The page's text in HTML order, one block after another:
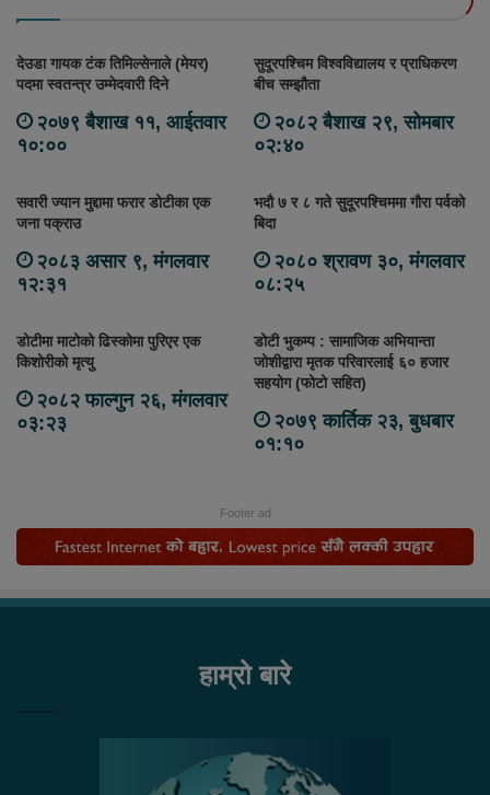
देउडा गायक टंक तिमिल्सेनाले (मेयर)
पदमा स्वतन्त्र उम्मेदवारी दिने
२०७९ बैशाख ११, आईतवार
१०:००
सुदूरपश्चिम विश्वविद्यालय र प्राधिकरण
बीच सम्झौता
२०८२ बैशाख २९, सोमबार
०२:४०
सवारी ज्यान मुद्दामा फरार डोटीका एक
जना पक्राउ
२०८३ असार ९, मंगलवार
१२:३१
भदौ ७ र ८ गते सुदूरपश्चिममा गौरा पर्वको
बिदा
२०८० श्रावण ३०, मंगलवार
०८:२५
डोटीमा माटोको ढिस्कोमा पुरिएर एक
किशोरीको मृत्यु
२०८२ फाल्गुन २६, मंगलवार
०३:२३
डोटी भुकम्प : सामाजिक अभियान्ता
जोशीद्वारा मृतक परिवारलाई ६० हजार
सहयोग (फोटो सहित)
२०७९ कार्तिक २३, बुधबार
०१:१०
Footer ad
हाम्रो बारे